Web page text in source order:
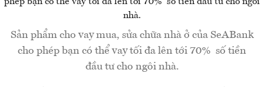
Sản phẩm cho vay mua, sửa chữa nhà ở của SeABank
cho phép bạn có thể vay tối đa lên tới 70% số tiền
đầu tư cho ngôi nhà.